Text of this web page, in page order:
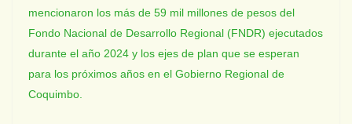
mencionaron los más de 59 mil millones de pesos del
Fondo Nacional de Desarrollo Regional (FNDR) ejecutados
durante el año 2024 y los ejes de plan que se esperan
para los próximos años en el Gobierno Regional de
Coquimbo.